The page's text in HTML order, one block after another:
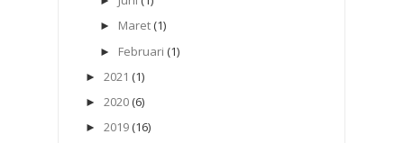
► Maret (1)
► Februari (1)
► 2021 (1)
► 2020 (6)
► 2019 (16)